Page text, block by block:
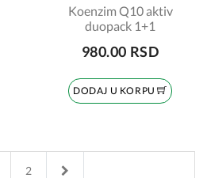
Koenzim Q10 aktiv
duopack 1+1
980.00 RSD
DODAJ U KORPU
2